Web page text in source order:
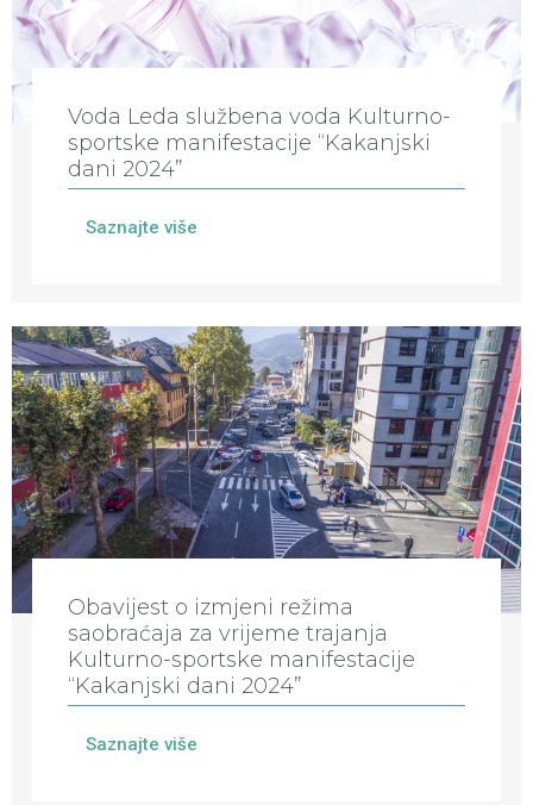
Voda Leda službena voda Kulturno-
sportske manifestacije “Kakanjski
dani 2024”
Saznajte više
Obavijest o izmjeni režima
saobraćaja za vrijeme trajanja
Kulturno-sportske manifestacije
“Kakanjski dani 2024”
Saznajte više